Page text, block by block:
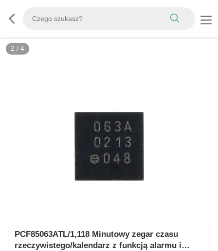
2 / 4
PCF85063ATL/1,118 Minutowy zegar czasu
rzeczywistego/kalendarz z funkcją alarmu i